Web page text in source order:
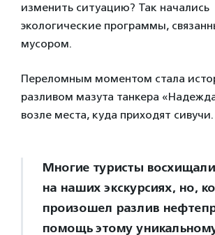
изменить ситуацию? Так начались
экологические программы,
мусором.
Переломным моментом стала
разливом мазута танкера
возле места, куда приходят сивучи.
Многие туристы
на наших экскурсиях, но,
произошел разлив
помощь этому